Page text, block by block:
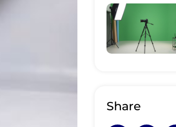
Share